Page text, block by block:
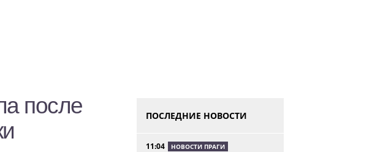
после
ПОСЛЕДНИЕ НОВОСТИ
11:04 НОВОСТИ ПРАГИ